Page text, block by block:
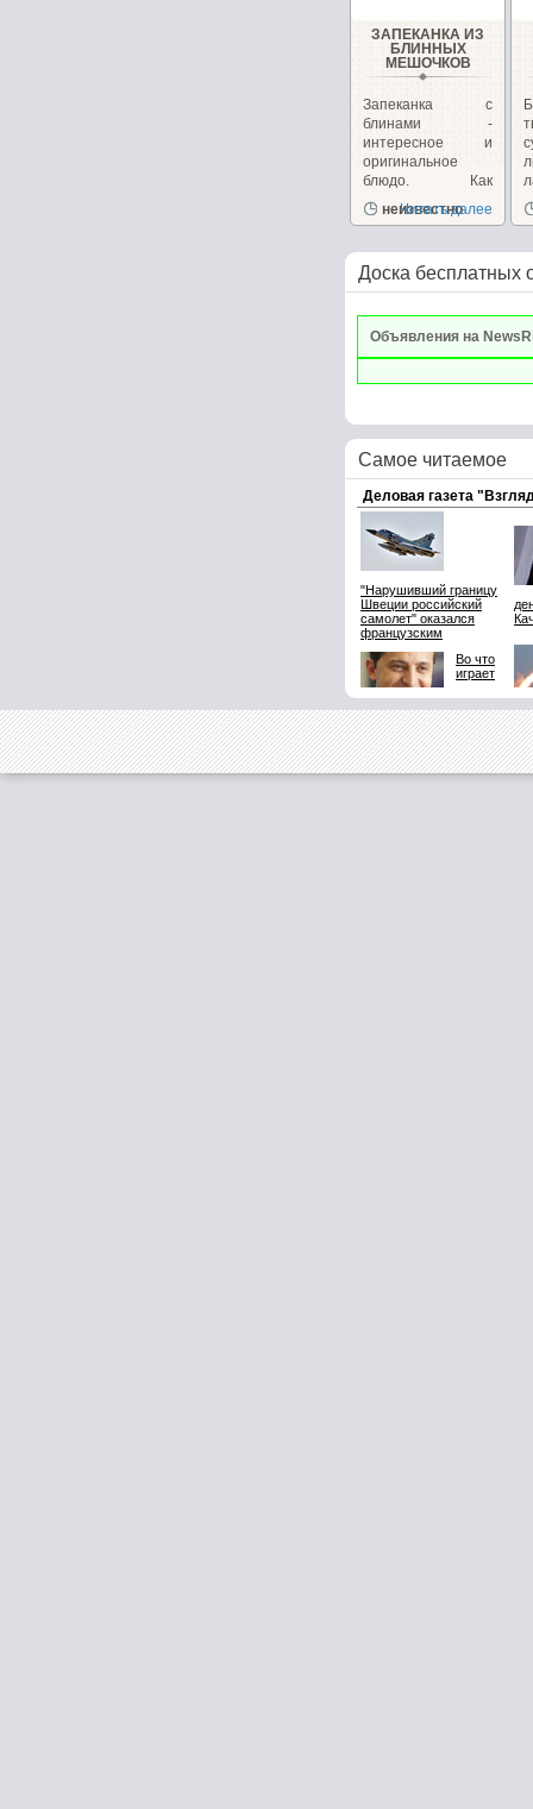
ЗАПЕКАНКА ИЗ
БЛИННЫХ
МЕШОЧКОВ
Запеканка с
блинами -
интересное и
оригинальное
блюдо. Как
правило, мы
привыкли...
неизвестно
Читать далее
Доска бесплатных
Объявления на
Самое читаемое